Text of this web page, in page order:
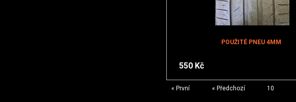
POUŽITÉ PNEU 4MM
550 Kč
« První « Předchozí 10